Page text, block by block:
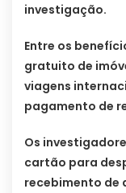
investigação.
Entre os
gratuito de
viagens
pagamento de
Os
cartão para
recebimento de